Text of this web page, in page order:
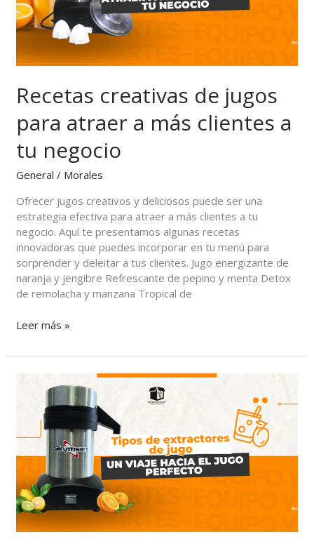
Recetas creativas de jugos
para atraer a más clientes a
tu negocio
General / Morales
Ofrecer jugos creativos y deliciosos puede ser una
estrategia efectiva para atraer a más clientes a tu
negocio. Aquí te presentamos algunas recetas
innovadoras que puedes incorporar en tu menú para
sorprender y deleitar a tus clientes. Jugo energizante de
naranja y jengibre Refrescante de pepino y menta Detox
de remolacha y manzana Tropical de
a
más
clientes
a
tu
Leer más »
Tipos
extractores
jugos:
Un
hacia
el
jugo
perfecto